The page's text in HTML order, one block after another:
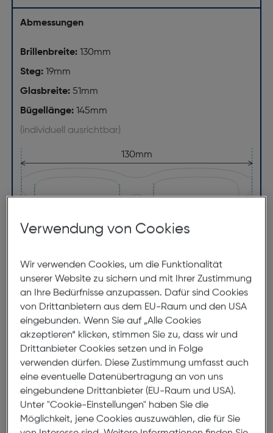
Abmessungen
Brillenbreite: 130mm
Steg: 19mm
Glasbreite: 51mm
Bügellänge: 145mm
(individuell ausrichtbar)
130mm
19mm
51mm
145mm
Zubehör
Verwendung von Cookies
Wir verwenden Cookies, um die Funktionalität
unserer Website zu sichern und mit Ihrer Zustimmung
an Ihre Bedürfnisse anzupassen. Dafür sind Cookies
von Drittanbietern aus dem EU-Raum und den USA
eingebunden. Wenn Sie auf „Alle Cookies
akzeptieren“ klicken, stimmen Sie zu, dass wir und
Drittanbieter Cookies setzen und in Folge
verwenden dürfen. Diese Zustimmung umfasst auch
eine eventuelle Datenübertragung an von uns
eingebundene Drittanbieter (EU-Raum und USA).
Unter "Cookie-Einstellungen" haben Sie die
Möglichkeit, jene Cookies auszuwählen, die für Sie